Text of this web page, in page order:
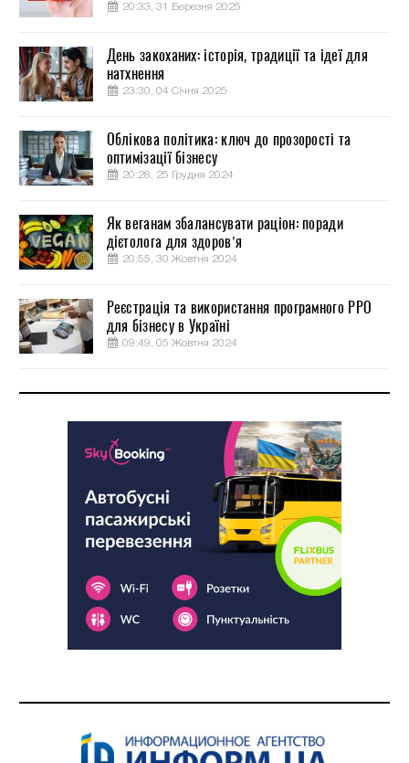
20:33, 31 Березня 2025
День закоханих: історія, традиції та ідеї для
натхнення
23:30, 04 Січня 2025
Облікова політика: ключ до прозорості та
оптимізації бізнесу
20:28, 25 Грудня 2024
Як веганам збалансувати раціон: поради
дієтолога для здоров’я
20:55, 30 Жовтня 2024
Реєстрація та використання програмного РРО
для бізнесу в Україні
09:49, 05 Жовтня 2024